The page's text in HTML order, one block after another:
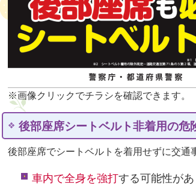
※画像クリックでチラシを確認できます。
後部座席シートベルト非着用の危
後部座席でシートベルトを着用せずに交通
車内で全身を強打する可能性があ